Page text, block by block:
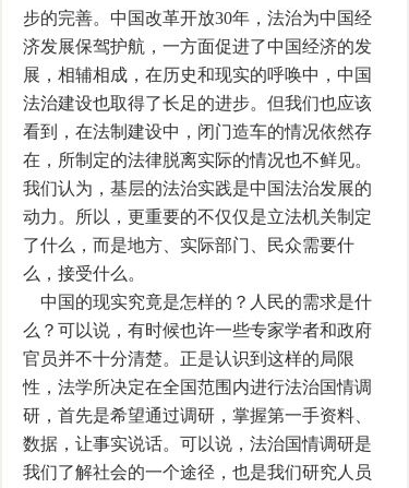
步的完善。中国改革开放30年，法治为中国经
济发展保驾护航，一方面促进了中国经济的发
展，相辅相成，在历史和现实的呼唤中，中国
法治建设也取得了长足的进步。但我们也应该
看到，在法制建设中，闭门造车的情况依然存
在，所制定的法律脱离实际的情况也不鲜见。
我们认为，基层的法治实践是中国法治发展的
动力。所以，更重要的不仅仅是立法机关制定
了什么，而是地方、实际部门、民众需要什
么，接受什么。
中国的现实究竟是怎样的？人民的需求是什
么？可以说，有时候也许一些专家学者和政府
官员并不十分清楚。正是认识到这样的局限
性，法学所决定在全国范围内进行法治国情调
研，首先是希望通过调研，掌握第一手资料、
数据，让事实说话。可以说，法治国情调研是
我们了解社会的一个途径，也是我们研究人员